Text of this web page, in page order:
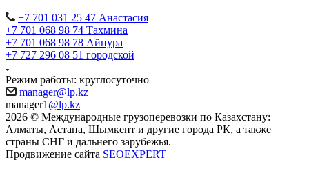
+7 701 031 25 47 Анастасия
+7 701 068 98 74 Тахмина
+7 701 068 98 78 Айнура
+7 727 296 08 51 городской
Режим работы: круглосуточно
manager@lp.kz
manager1 @lp.kz
2026 © Международные грузоперевозки по Казахстану:
Алматы, Астана, Шымкент и другие города РК, а также
страны СНГ и дальнего зарубежья.
Продвижение сайта SEOEXPERT